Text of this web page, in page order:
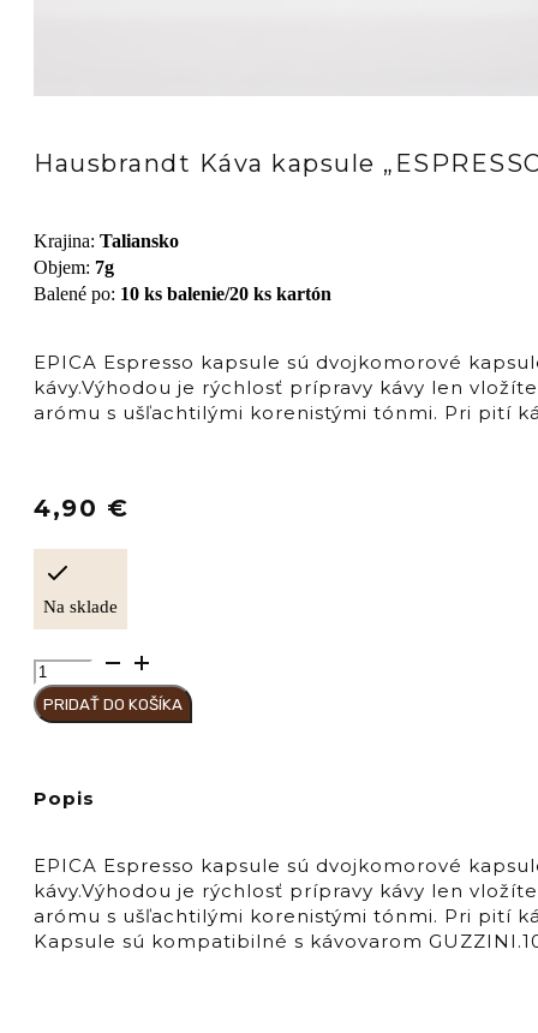
Hausbrandt Káva kapsule
Krajina: Taliansko
Objem: 7g
Balené po: 10 ks balenie/20 ks kartón
EPICA Espresso kapsule sú dvojkomorové
kávy.Výhodou je rýchlosť prípravy kávy len
arómu s ušľachtilými korenistými tónmi. Pri pití
4,90 €
Na sklade
množstvo
Hausbrandt
Káva
EPICA
PRIDAŤ DO KOŠÍKA
Popis
EPICA Espresso kapsule sú dvojkomorové
kávy.Výhodou je rýchlosť prípravy kávy len
arómu s ušľachtilými korenistými tónmi. Pri pití
Kapsule sú kompatibilné s kávovarom